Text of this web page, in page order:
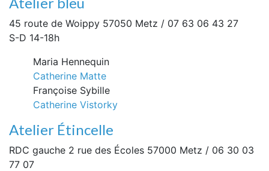
45 route de Woippy 57050 Metz / 07 63 06 43 27
S-D 14-18h
Maria Hennequin
Catherine Matte
Françoise Sybille
Catherine Vistorky
Atelier Étincelle
RDC gauche 2 rue des Écoles 57000 Metz / 06 30 03
77 07